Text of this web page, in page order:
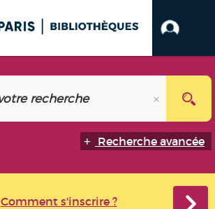
Recherche avancée
Comment s'inscrire ?